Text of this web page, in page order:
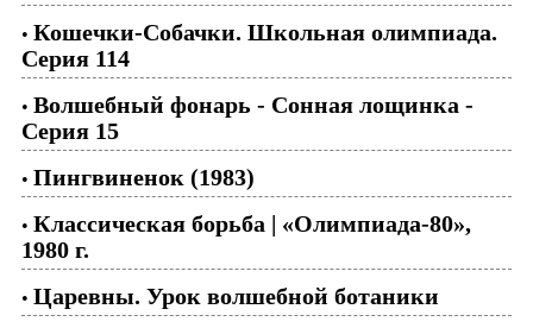
• Кошечки-Собачки. Школьная олимпиада.
Серия 114
• Волшебный фонарь - Сонная лощинка -
Серия 15
• Пингвиненок (1983)
• Классическая борьба | «Олимпиада-80»,
1980 г.
• Царевны. Урок волшебной ботаники